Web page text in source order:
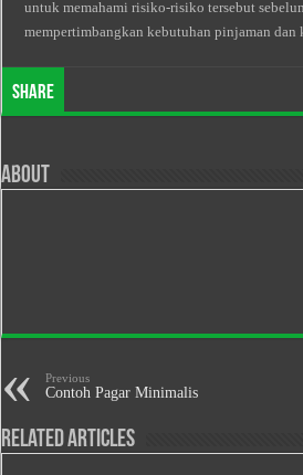
untuk memahami risiko-risiko tersebut
mempertimbangkan kebutuhan pinjaman dan
Share
About
Previous
Contoh Pagar Minimalis
Related Articles